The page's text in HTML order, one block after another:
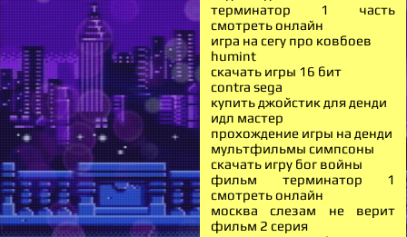
терминатор 1 часть
смотреть онлайн
игра на сегу про ковбоев
humint
скачать игры 16 бит
contra sega
купить джойстик для денди
идл мастер
прохождение игры на денди
мультфильмы симпсоны
скачать игру бог войны
фильм терминатор 1
смотреть онлайн
москва слезам не верит
фильм 2 серия